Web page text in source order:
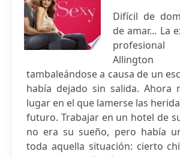
Difícil de
de amar... La
tambaleándose a causa de un
había dejado sin salida. Ahora
lugar en el que lamerse las
futuro. Trabajar en un hotel de
no era su sueño, pero había
toda aquella situación: cierto